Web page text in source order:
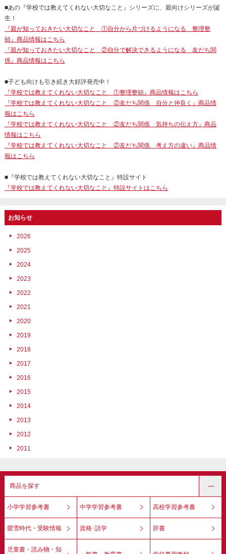
■あの『学校では教えてくれない大切なこと』シリーズに、親向けシリーズが誕
生！
『親が知っておきたい大切なこと ①自分から片づけるようになる 整理整
頓』商品情報はこちら
『親が知っておきたい大切なこと ②自分で解決できるようになる 友だち関
係』商品情報はこちら
■子ども向けも引き続き大好評発売中！
『学校では教えてくれない大切なこと ①整理整頓』商品情報はこちら
『学校では教えてくれない大切なこと ②友だち関係 自分と仲良く』商品情
報はこちら
『学校では教えてくれない大切なこと ②友だち関係 気持ちの伝え方』商品
情報はこちら
『学校では教えてくれない大切なこと ②友だち関係 考え方の違い』商品情
報はこちら
■『学校では教えてくれない大切なこと』特設サイト
『学校では教えてくれない大切なこと』特設サイトはこちら
お知らせ
2026
2025
2024
2023
2022
2021
2020
2019
2018
2017
2016
2015
2014
2013
2012
2011
商品を探す
小学学習参考書 中学学習参考書 高校学習参考書
螢雪時代・受験情報 資格･語学 辞書
児童書・読み物・知